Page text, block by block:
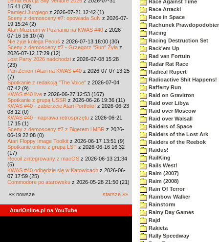
15:41 (38)
Pamięci Jurgiego z 2026-07-21 12:42 (1)
Sceny z demosceny #7: opowiada SuN z 2026-07-
19 15:24 (2)
Atari Muzeum w Poznaniu na KWAS #40 z 2026-
07-16 16:10 (4)
Nie żyje kolega Pecuś z 2026-07-13 18:00 (30)
Sceny z demosceny #7 - Grzegorz "Sun" Żyła z
2026-07-12 17:29 (12)
Lost Party 2026 nadchodzi z 2026-07-08 15:28
(23)
Pan Zenon i Atari na KWAS #40 z 2026-07-07 13:25
(7)
Spotkanie z redakcją "The Voice" z 2026-07-04
07:42 (9)
KWAS #40 live z 2026-06-27 12:53 (167)
Spotkanie z grupą USSR z 2026-06-26 19:36 (11)
KWAS #40 - zabierzcie Atari Portfolio! z 2026-06-23
08:12 (0)
KWAS #40 - naprawa retrosprzętu z 2026-06-21
17:15 (1)
Sceny z demosceny #7 z Bigerem i MBR z 2026-
06-19 22:08 (0)
Atari Floppy Image Toolkit z 2026-06-17 13:51 (9)
Spotkanie online z grupą LST z 2026-06-16 16:32
(17)
Recoil zintegrowany z macOS z 2026-06-13 21:34
(5)
KWAS #40 odbędzie się w Katowicach z 2026-06-
07 17:59 (25)
Commodore po atarowsku z 2026-05-28 21:50 (21)
«« nowsze starsze »»
AtariOnline.pl na YouTube
Race Against Time
Race Attack!
Race in Space
Rachunek
Racing
Racing Destruction Set
Rack'em Up
Rad van Fortuin
Radar Rat Race
Radical Rupert
Radioactive Shit Happens!
Rafferty Run
Raid on Gravitron
Raid over Libya
Raid over Moscow
Raid over Walsall
Raiders of Space
Raiders of the Lost Ark
Raiders of the Reebok
Raidus!
RailKing
Rails West!
Raim (2007)
Raim (2008)
Rain Of Terror
Rainbow Walker
Rainstorm
Rainy Day Games
Rajd
Rakieta
Rally Speedway